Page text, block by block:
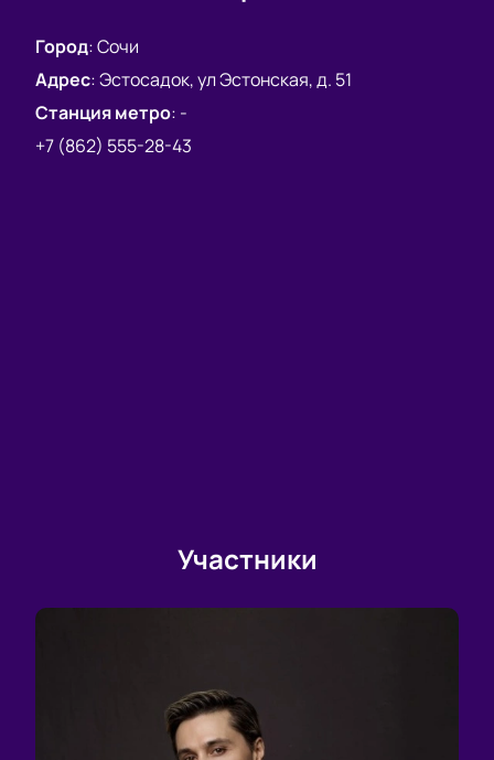
Город:Сочи
Адрес:Эстосадок, ул Эстонская, д. 51
Станция метро: -
+7 (862) 555-28-43
Участники